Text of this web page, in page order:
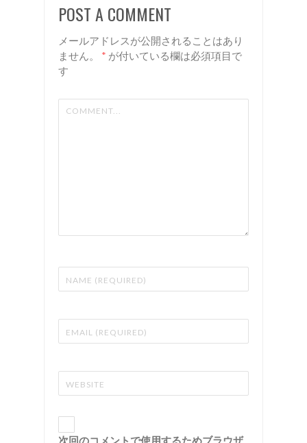
諏訪 岡
谷 美容
室 リア
ン
POST A COMMENT
メールアドレスが公開されることはあり
ません。
* が付いている欄は必須項目で
す
次回のコメントで使用するためブラウザ